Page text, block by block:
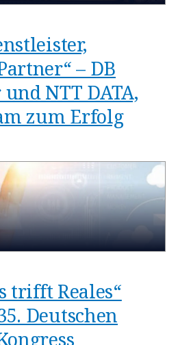
– DB
NTT DATA,
zum Erfolg
trifft Reales“
Deutschen